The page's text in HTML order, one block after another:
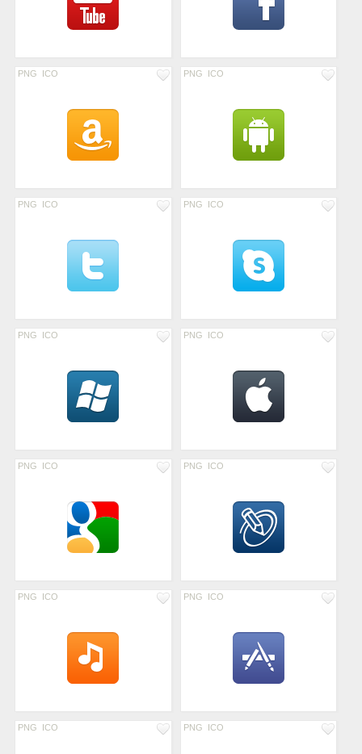
PNG ICO PNG ICO
PNG ICO PNG ICO
PNG ICO PNG ICO
PNG ICO PNG ICO
PNG ICO PNG ICO
PNG ICO PNG ICO